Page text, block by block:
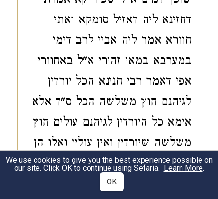
דחזינא ליה דאזיל סומקא ואתי
חוורא אמר ליה אביי לרב דימי
במערבא במאי זהירי א"ל באחוורי
אפי דאמר רבי חנינא הכל יורדין
לגיהנם חוץ משלשה הכל ס"ד אלא
אימא כל היורדין לגיהנם עולים חוץ
משלשה שיורדין ואין עולין ואלו הן
הבא על אשת איש והמלבין פני
חבירו ברבים והמכנה שם רע
We use cookies to give you the best experience possible on
our site. Click OK to continue using Sefaria. Learn More.
OK